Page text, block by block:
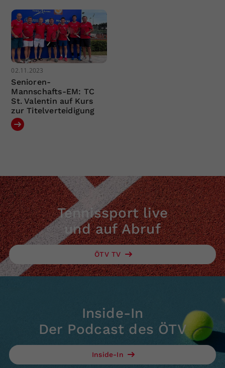
02.11.2023
Senioren-
Mannschafts-EM: TC
St. Valentin auf Kurs
zur Titelverteidigung
Tennissport live
und auf Abruf
ÖTV TV
Inside-In
Der Podcast des ÖTV
Inside-In